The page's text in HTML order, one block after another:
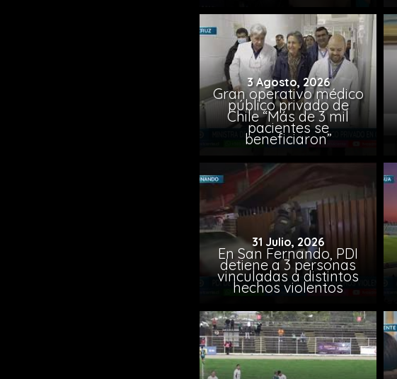
3 Agosto, 2026
Gran operativo médico
público privado de
Chile “Más de 3 mil
pacientes se
beneficiaron”
31 Julio, 2026
En San Fernando, PDI
detiene a 3 personas
vinculadas a distintos
hechos violentos